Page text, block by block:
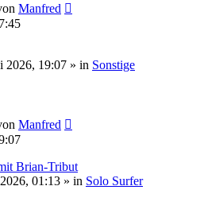
Manfred
2026, 19:07 » in Sonstige
Manfred
Brian-Tribut
01:13 » in Solo Surfer